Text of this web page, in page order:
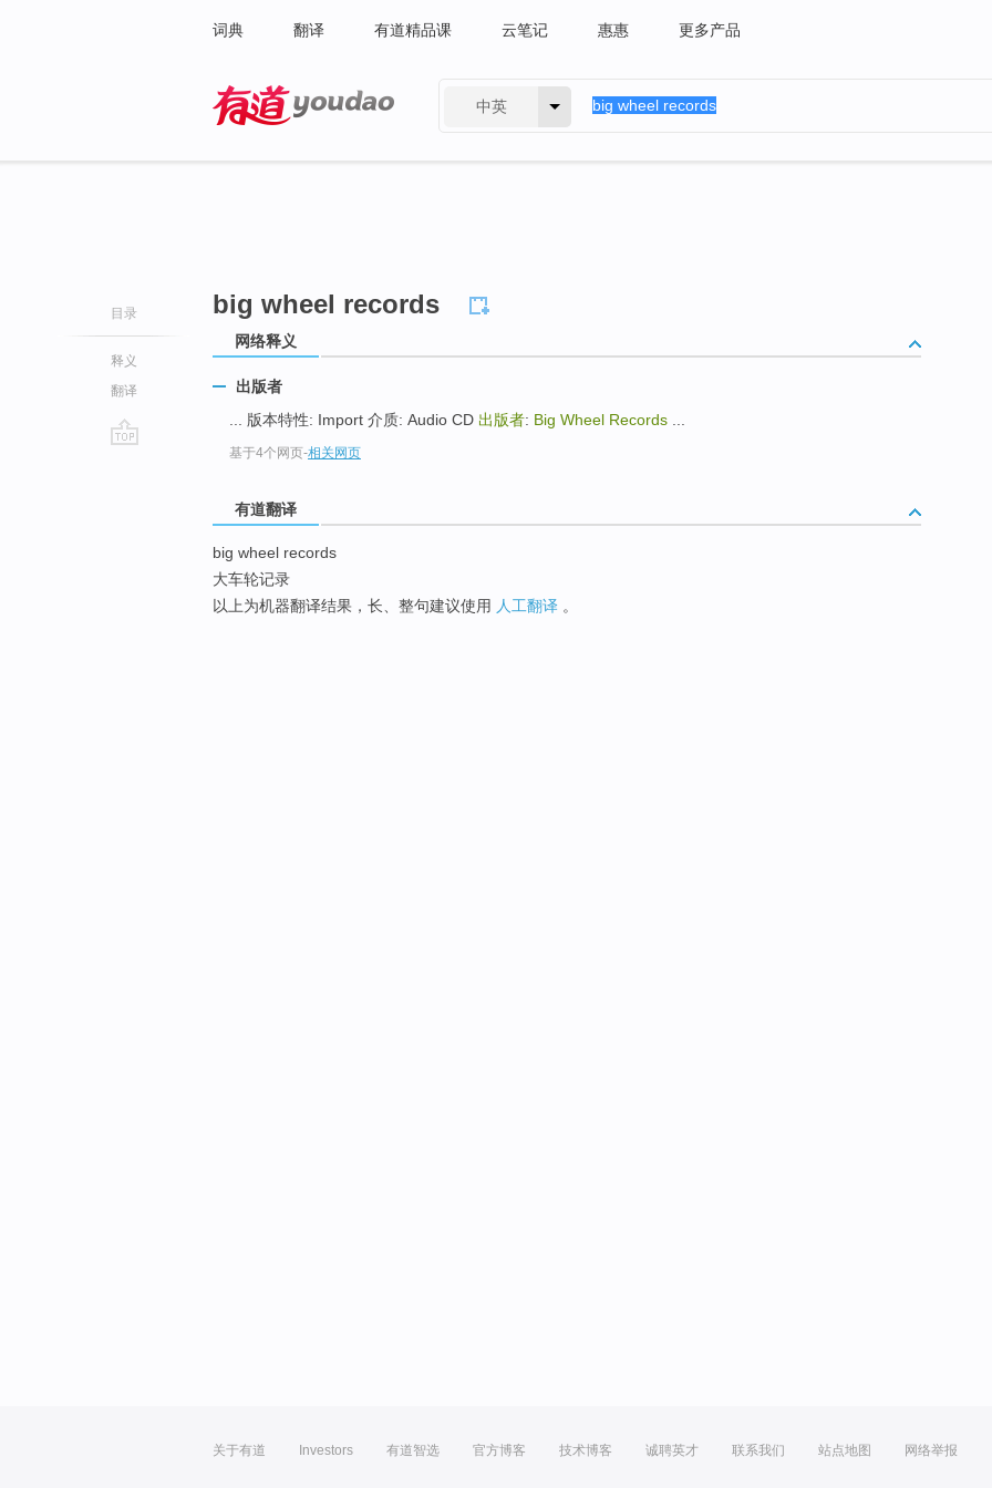
词典 翻译 有道精品课 云笔记 惠惠 更多产品
中英
目录
释义
翻译
big wheel records
网络释义
出版者
... 版本特性: Import 介质: Audio CD 出版者: Big Wheel Records
基于4个网页-相关网页
有道翻译
big wheel records
大车轮记录
以上为机器翻译结果，长、整句建议使用 人工翻译 。
关于有道 Investors 有道智选 官方博客 技术博客 诚聘英才 联系我们 站点地图 网络举报